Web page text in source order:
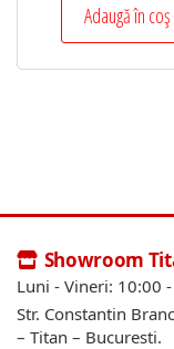
Adaugă în coș
Showroom
Luni - Vineri: 10:00
Str. Constantin
– Titan – Bucuresti.